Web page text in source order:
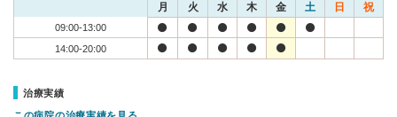
月 火 水 木 金 土 日 祝
09:00-13:00
14:00-20:00
治療実績